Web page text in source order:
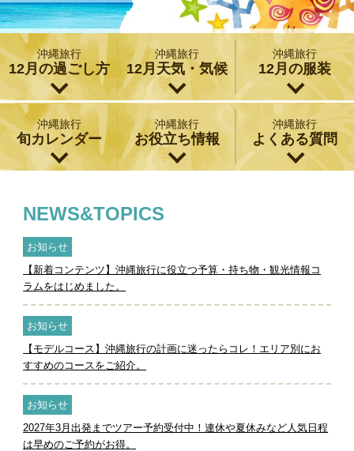
沖縄旅行
12月の過ごし方
沖縄旅行
12月天気・気候
沖縄旅行
12月の服装
沖縄旅行
旬カレンダー
沖縄旅行
お役立ち情報
沖縄旅行
よくある質問
NEWS&TOPICS
お知らせ
【新着コンテンツ】沖縄旅行に役立つ予算・持ち物・観光情報コ
ラムをはじめました。
お知らせ
【モデルコース】沖縄旅行の計画に迷ったらコレ！エリア別にお
すすめのコースをご紹介。
お知らせ
2027年3月出発までツアー予約受付中！連休や夏休みなど人気日程
は早めのご予約がお得。